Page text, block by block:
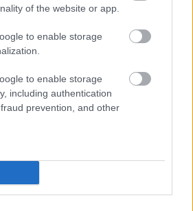
of the website or app.
to enable storage
to enable storage
including authentication
prevention, and other